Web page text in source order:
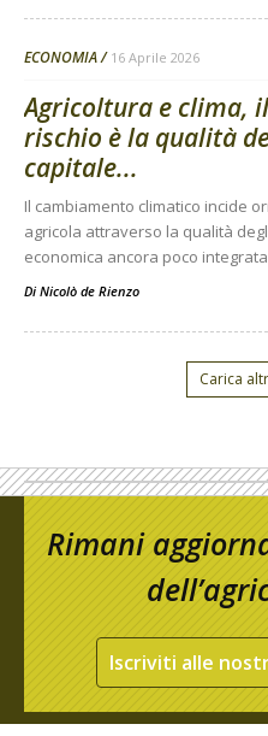
ECONOMIA 16 Aprile 2026
Agricoltura e clima,
rischio è la qualità
capitale...
Il cambiamento climatico incide
agricola attraverso la qualità
economica ancora poco
Di Nicolò de Rienzo
Carica
Rimani
Iscriviti alle